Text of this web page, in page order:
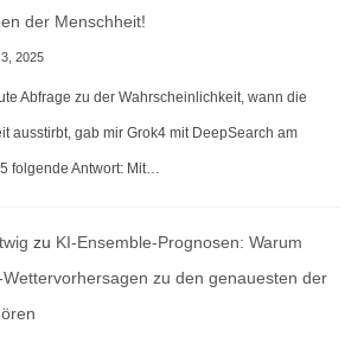
der Menschheit!
2025
Abfrage zu der Wahrscheinlichkeit, wann die
ausstirbt, gab mir Grok4 mit DeepSearch am
folgende Antwort: Mit…
zu KI-Ensemble-Prognosen: Warum
Wettervorhersagen zu den genauesten der